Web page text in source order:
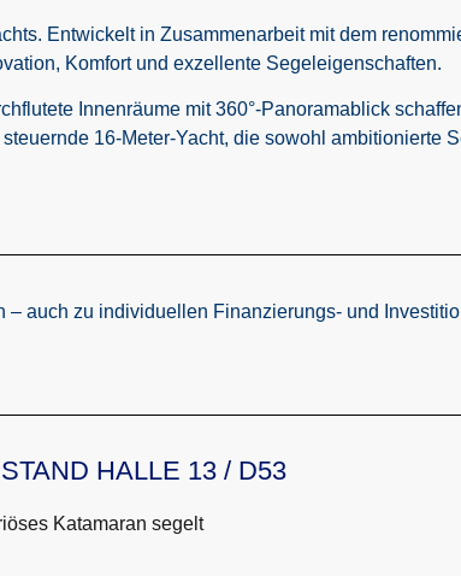
Entwickelt in Zusammenarbeit mit dem
Komfort und exzellente Segeleigenschaften.
Innenräume mit 360°-Panoramablick
16-Meter-Yacht, die sowohl ambitionierte
auch zu individuellen Finanzierungs- und
HALLE 13 / D53